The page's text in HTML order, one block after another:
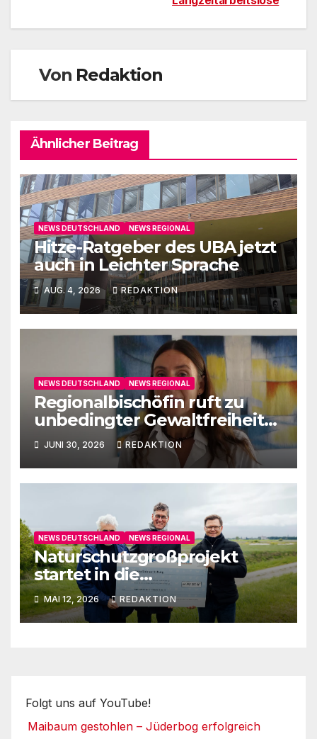
Von Redaktion
Ähnlicher Beitrag
NEWS DEUTSCHLAND NEWS REGIONAL
Hitze-Ratgeber des UBA jetzt
auch in Leichter Sprache
AUG. 4, 2026 REDAKTION
NEWS DEUTSCHLAND NEWS REGIONAL
Regionalbischöfin ruft zu
unbedingter Gewaltfreiheit
auf
JUNI 30, 2026 REDAKTION
NEWS DEUTSCHLAND NEWS REGIONAL
Naturschutzgroßprojekt
startet in die
Umsetzungsphase
MAI 12, 2026 REDAKTION
Folgt uns auf YouTube!
Maibaum gestohlen – Jüderbog erfolgreich